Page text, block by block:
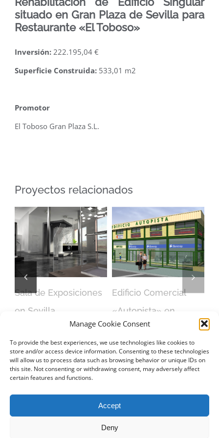
Manage Cookie Consent
To provide the best experiences, we use technologies like cookies to
store and/or access device information. Consenting to these technologies
will allow us to process data such as browsing behavior or unique IDs on
this site. Not consenting or withdrawing consent, may adversely affect
certain features and functions.
Accept
Deny
situado en Gran Plaza de Sevilla para
Restaurante «El Toboso»
Inversión: 222.195,04 €
Superficie Construida: 533,01 m2
Promotor
El Toboso Gran Plaza S.L.
Proyectos relacionados
Sala de Exposiciones
en Sevilla
Edificio Comercial
«Autopista» en
Sevilla
febrero 14th, 2016
CONTACTO